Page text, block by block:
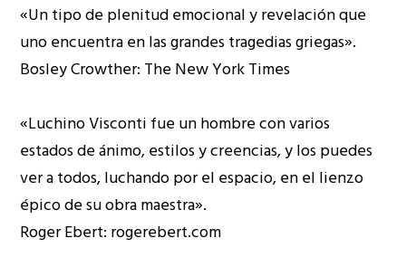
«Un tipo de plenitud emocional y revelación que
uno encuentra en las grandes tragedias griegas».
Bosley Crowther: The New York Times
«Luchino Visconti fue un hombre con varios
estados de ánimo, estilos y creencias, y los puedes
ver a todos, luchando por el espacio, en el lienzo
épico de su obra maestra».
Roger Ebert: rogerebert.com